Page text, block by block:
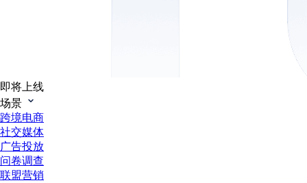
即将上线
场景
跨境电商
社交媒体
广告投放
问卷调查
联盟营销